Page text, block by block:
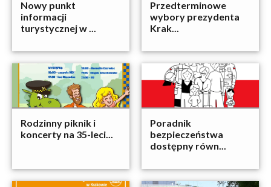
Nowy punkt
informacji
turystycznej w ...
Przedterminowe
wybory prezydenta
Krak...
Rodzinny piknik i
koncerty na 35-leci...
Poradnik
bezpieczeństwa
dostępny równ...